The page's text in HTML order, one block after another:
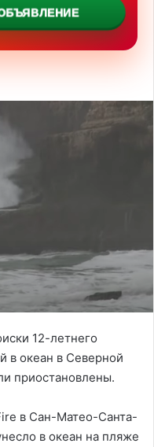
12-летнего
в океан в Северной
приостановлены.
в Сан-Матео-Санта-
в океан на пляже